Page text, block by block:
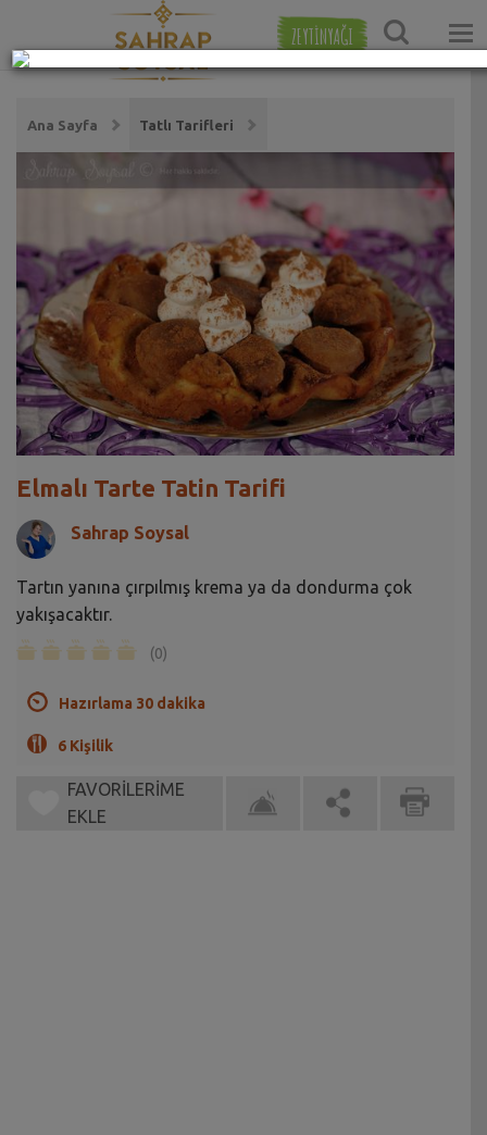
ZEYTİNYAĞI
Ana Sayfa Tatlı Tarifleri
Elmalı Tarte Tatin Tarifi
Sahrap Soysal
Tartın yanına çırpılmış krema ya da dondurma çok
yakışacaktır.
(0)
Hazırlama 30 dakika
6 Kişilik
FAVORİLERİME
EKLE